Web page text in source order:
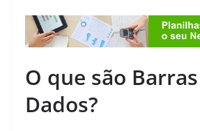
O que são
Dados?